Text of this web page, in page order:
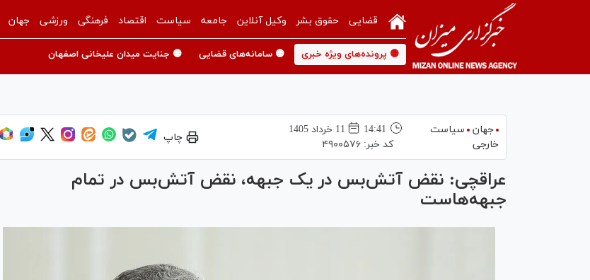
قضایی حقوق بشر وکیل آنلاین جامعه سیاست اقتصاد فرهنگی ورزشی جهان
🟡 پرونده‌های ویژه خبری 🟡 سامانه‌های قضایی 🟡 جنایت میدان علیخانی اصفهان
جهان
سیاست
خارجی
14:41
11 خرداد 1405
کد خبر: ۴۹۰۰۵۷۶
چاپ
عراقچی: نقض آتش‌بس در یک جبهه، نقض آتش‌بس در تمام
جبهه‌هاست